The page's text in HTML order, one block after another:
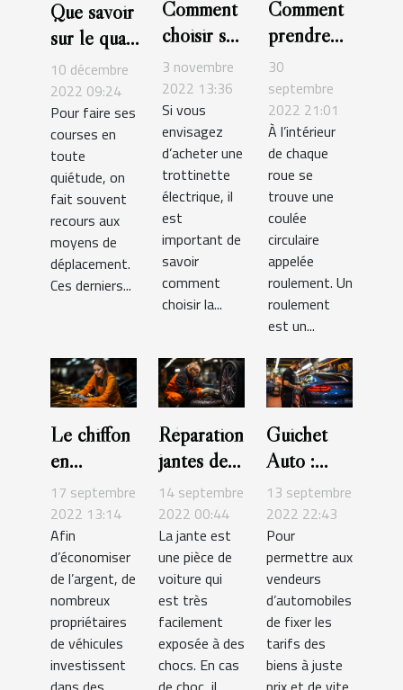
Que savoir
sur le quad
électrique ?
10 décembre
2022 09:24
Pour faire ses
courses en
toute
quiétude, on
fait souvent
recours aux
moyens de
déplacement.
Ces derniers...
Comment
choisir sa
trottinette
électrique
?
3 novembre
2022 13:36
Si vous
envisagez
d’acheter une
trottinette
électrique, il
est
important de
savoir
comment
choisir la...
Comment
prendre
soin de
son
roulement
de roue ?
30
septembre
2022 21:01
À l’intérieur
de chaque
roue se
trouve une
coulée
circulaire
appelée
roulement. Un
roulement
est un...
Le chiffon
en
microfibre
pour laver
les
véhicules :
découvrez
tous les
avantages
17 septembre
2022 13:14
Afin
d’économiser
de l’argent, de
nombreux
propriétaires
de véhicules
investissent
Réparation
jantes de
voiture :
comment
procéder ?
14 septembre
2022 00:44
La jante est
une pièce de
voiture qui
est très
facilement
exposée à des
chocs. En cas
Guichet
Auto :
quels sont
les
services de
cette
plateforme
?
13 septembre
2022 22:43
Pour
permettre aux
vendeurs
d’automobiles
de fixer les
tarifs des
biens à juste